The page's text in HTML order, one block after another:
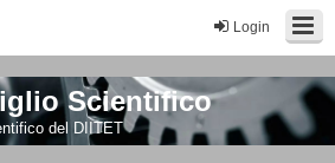
Login
Scientifico
del DIITET